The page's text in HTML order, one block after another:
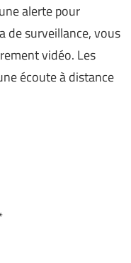
alerte pour
de surveillance, vous
vidéo. Les
écoute à distance